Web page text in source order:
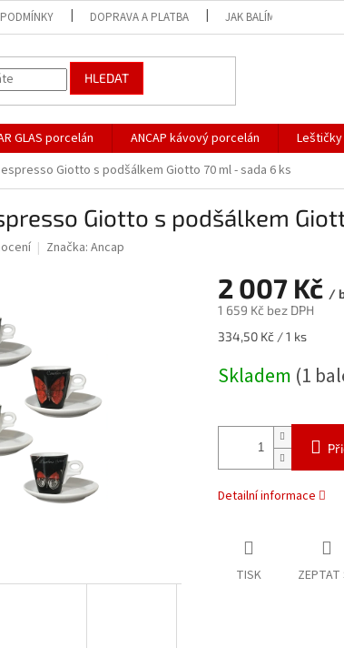
DOPRAVA A PLATBA JAK BALÍME NAŠE ZÁSILKY
HLEDAT
GLAS porcelán ANCAP kávový porcelán
Giotto s podšálkem Giotto 70 ml - sada 6 ks
Giotto s podšálkem
Značka: Ancap
2 007 Kč /
1 659 Kč bez DPH
Měrná
334,50 Kč / 1 ks
Skladem (1
Detailní informace
TISK ZEPTAT